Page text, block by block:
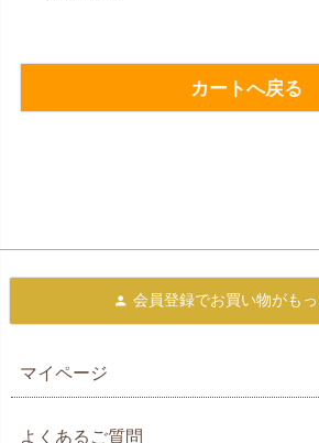
カートへ戻る
会員登録でお買い物がも
マイページ
よくあるご質問